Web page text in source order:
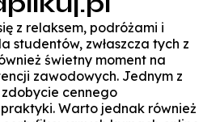
z relaksem, podróżami i
studentów, zwłaszcza tych z
świetny moment na
zawodowych. Jednym z
cennego
Warto jednak również